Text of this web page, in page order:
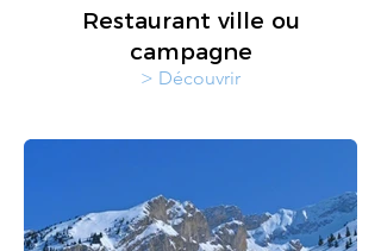
Restaurant ville ou
campagne
> Découvrir